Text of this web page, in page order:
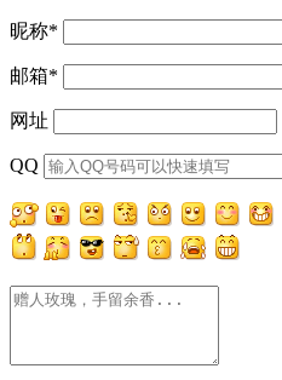
昵称*
邮箱*
网址
QQ